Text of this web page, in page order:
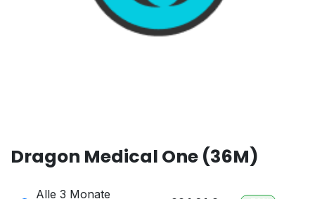
Dragon Medical One (36M)
Alle 3 Monate